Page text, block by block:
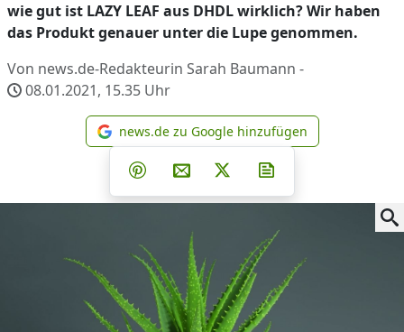
wie gut ist LAZY LEAF aus DHDL wirklich? Wir haben
das Produkt genauer unter die Lupe genommen.
Von news.de-Redakteurin Sarah Baumann -
08.01.2021, 15.35 Uhr
news.de zu Google
news.de zu Google hinzufügen
Teilen auf Facebook
Teilen auf Whatsapp
Teilen auf Telegram
Teilen auf Pinterest
Per E-Mail teilen
Post auf X